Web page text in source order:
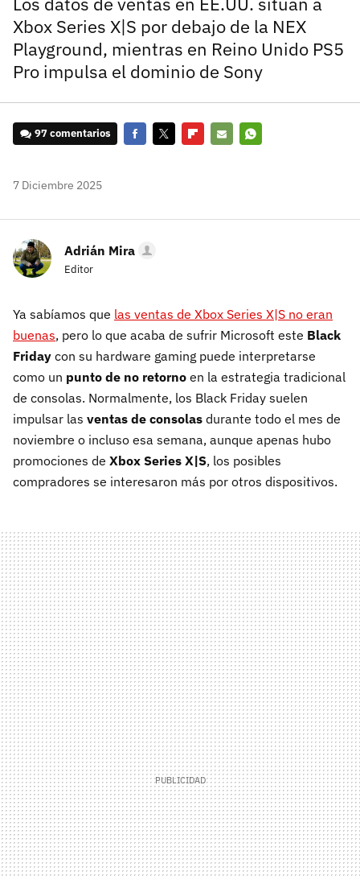
Xbox Series X|S por debajo de la NEX
Playground, mientras en Reino Unido PS5
Pro impulsa el dominio de Sony
97 comentarios
7 Diciembre 2025
Adrián Mira
Editor
Ya sabíamos que las ventas de Xbox Series X|S no eran
buenas, pero lo que acaba de sufrir Microsoft este Black
Friday con su hardware gaming puede interpretarse
como un punto de no retorno en la estrategia tradicional
de consolas. Normalmente, los Black Friday suelen
impulsar las ventas de consolas durante todo el mes de
noviembre o incluso esa semana, aunque apenas hubo
promociones de Xbox Series X|S, los posibles
compradores se interesaron más por otros dispositivos.